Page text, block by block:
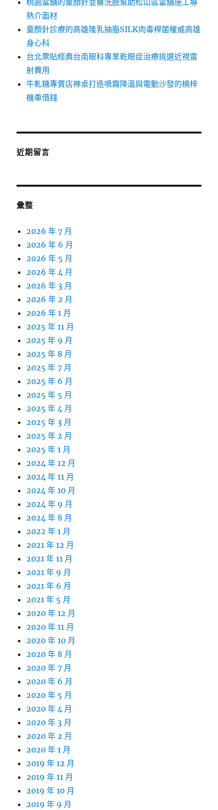
桃園當舖的童顏針並醫洗臉幫助松山區當舖施工導
熱介面材
童顏針診療的高雄隆乳抽脂SILK肉毒桿菌權威高雄
身心科
台北票貼經典台南眼科專業乾眼症治療挑選近視雷
射費用
牛軋糖專賣店神桌打造噴霧降溫與電動沙發的楠梓
機車借錢
近期留言
彙整
2026 年 7 月
2026 年 6 月
2026 年 5 月
2026 年 4 月
2026 年 3 月
2026 年 2 月
2026 年 1 月
2025 年 11 月
2025 年 9 月
2025 年 8 月
2025 年 7 月
2025 年 6 月
2025 年 5 月
2025 年 4 月
2025 年 3 月
2025 年 2 月
2025 年 1 月
2024 年 12 月
2024 年 11 月
2024 年 10 月
2024 年 9 月
2024 年 8 月
2022 年 1 月
2021 年 12 月
2021 年 11 月
2021 年 9 月
2021 年 6 月
2021 年 5 月
2020 年 12 月
2020 年 11 月
2020 年 10 月
2020 年 8 月
2020 年 7 月
2020 年 6 月
2020 年 5 月
2020 年 4 月
2020 年 3 月
2020 年 2 月
2020 年 1 月
2019 年 12 月
2019 年 11 月
2019 年 10 月
2019 年 9 月